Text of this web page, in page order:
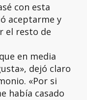
con esta
aceptarme y
el resto de
en media
dejó claro
«Por si
había casado